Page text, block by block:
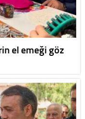
el emeği göz